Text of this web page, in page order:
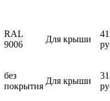
RAL
9006
Для крыши
без
покрытия
Для крыши